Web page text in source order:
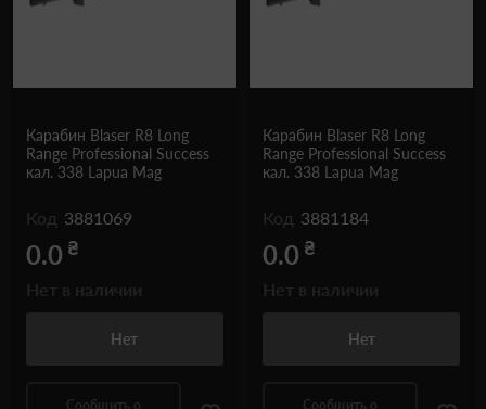
Карабин Blaser R8 Long
Range Professional Success
кал. 338 Lapua Mag
Код 3881069
0.0 ₴
Нет
Сообщить о
Карабин Blaser R8 Long
Range Professional Success
кал. 338 Lapua Mag
Код 3881184
0.0 ₴
Нет
Сообщить о